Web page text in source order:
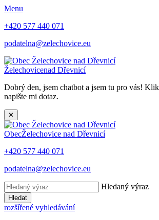
Menu
+420 577 440 071
podatelna@zelechovice.eu
Želechovicenad Dřevnicí
Dobrý den, jsem chatbot a jsem tu pro vás!
napište mi dotaz.
✕
ObecŽelechovice nad Dřevnicí
+420 577 440 071
podatelna@zelechovice.eu
Hledaný výraz
Hledat
rozšířené vyhledávání